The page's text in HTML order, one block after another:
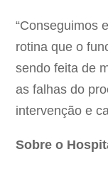
“Conseguimos
rotina que o
sendo feita de
as falhas do
intervenção e
Sobre o